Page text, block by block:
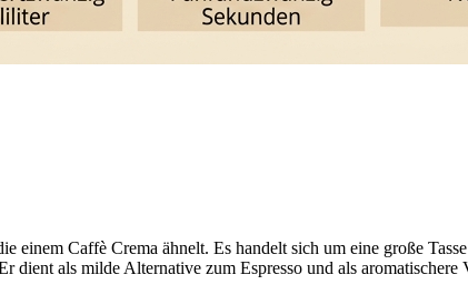
einem Caffè Crema ähnelt. Es handelt sich um eine große
als milde Alternative zum Espresso und als aromatischere